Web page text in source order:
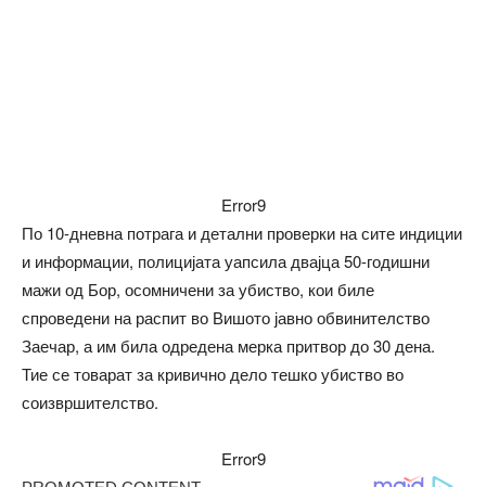
Error9
По 10-дневна потрага и детални проверки на сите индиции
и информации, полицијата уапсила двајца 50-годишни
мажи од Бор, осомничени за убиство, кои биле
спроведени на распит во Вишото јавно обвинителство
Заечар, а им била одредена мерка притвор до 30 дена.
Тие се товарат за кривично дело тешко убиство во
соизвршителство.
Error9